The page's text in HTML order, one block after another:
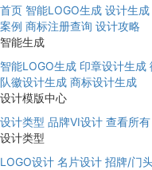
首页 智能LOGO生成 设计生成
案例 商标注册查询 设计攻略
智能生成
智能LOGO生成 印章设计生成
队徽设计生成 商标设计生成
设计模版中心
设计类型 品牌VI设计 查看所有
设计类型
LOGO设计 名片设计 招牌/门